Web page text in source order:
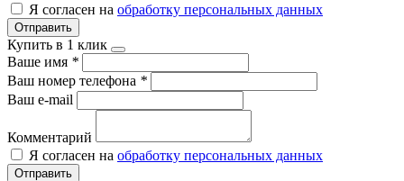
Я согласен на обработку персональных данных
Отправить
Купить в 1 клик
Ваше имя *
Ваш номер телефона *
Ваш e-mail
Комментарий
Я согласен на обработку персональных данных
Отправить